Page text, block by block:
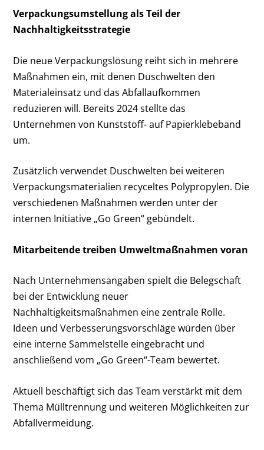
Verpackungsumstellung als Teil der
Nachhaltigkeitsstrategie
Die neue Verpackungslösung reiht sich in mehrere
Maßnahmen ein, mit denen Duschwelten den
Materialeinsatz und das Abfallaufkommen
reduzieren will. Bereits 2024 stellte das
Unternehmen von Kunststoff- auf Papierklebeband
um.
Zusätzlich verwendet Duschwelten bei weiteren
Verpackungsmaterialien recyceltes Polypropylen. Die
verschiedenen Maßnahmen werden unter der
internen Initiative „Go Green“ gebündelt.
Mitarbeitende treiben Umweltmaßnahmen voran
Nach Unternehmensangaben spielt die Belegschaft
bei der Entwicklung neuer
Nachhaltigkeitsmaßnahmen eine zentrale Rolle.
Ideen und Verbesserungsvorschläge würden über
eine interne Sammelstelle eingebracht und
anschließend vom „Go Green“-Team bewertet.
Aktuell beschäftigt sich das Team verstärkt mit dem
Thema Mülltrennung und weiteren Möglichkeiten zur
Abfallvermeidung.